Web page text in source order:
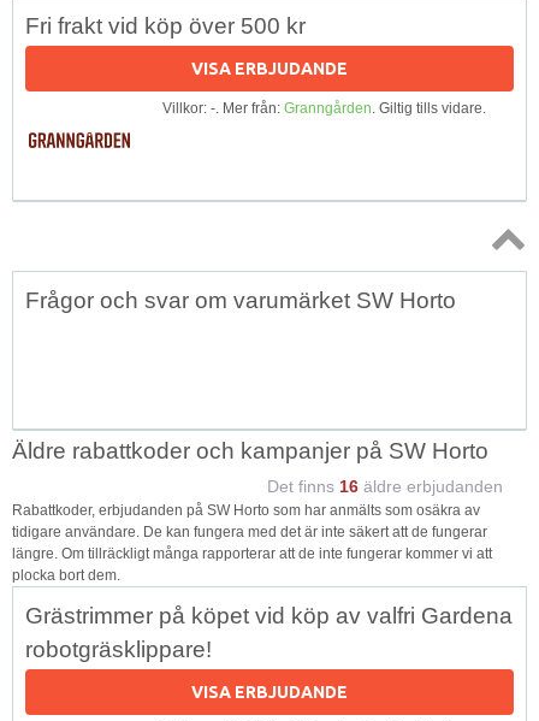
Fri frakt vid köp över 500 kr
VISA ERBJUDANDE
Villkor: -. Mer från: Granngården. Giltig tills vidare.
Topp
Frågor och svar om varumärket SW Horto
Äldre rabattkoder och kampanjer på SW Horto
Det finns 16 äldre erbjudanden
Rabattkoder, erbjudanden på SW Horto som har anmälts som osäkra av
tidigare användare. De kan fungera med det är inte säkert att de fungerar
längre. Om tillräckligt många rapporterar att de inte fungerar kommer vi att
plocka bort dem.
Grästrimmer på köpet vid köp av valfri Gardena
robotgräsklippare!
VISA ERBJUDANDE